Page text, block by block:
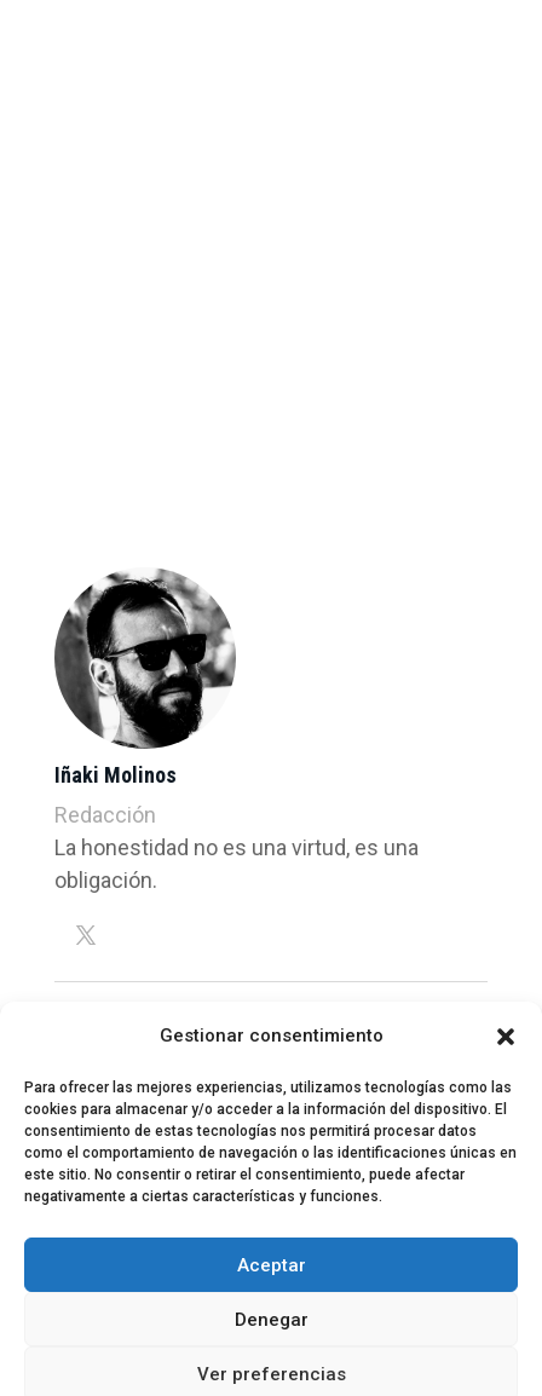
Gestionar consentimiento
Para ofrecer las mejores experiencias, utilizamos tecnologías como las
cookies para almacenar y/o acceder a la información del dispositivo. El
consentimiento de estas tecnologías nos permitirá procesar datos
como el comportamiento de navegación o las identificaciones únicas en
este sitio. No consentir o retirar el consentimiento, puede afectar
negativamente a ciertas características y funciones.
Aceptar
Denegar
Ver preferencias
Iñaki Molinos
Redacción
La honestidad no es una virtud, es una
obligación.
Equipo EPDLT Contacto